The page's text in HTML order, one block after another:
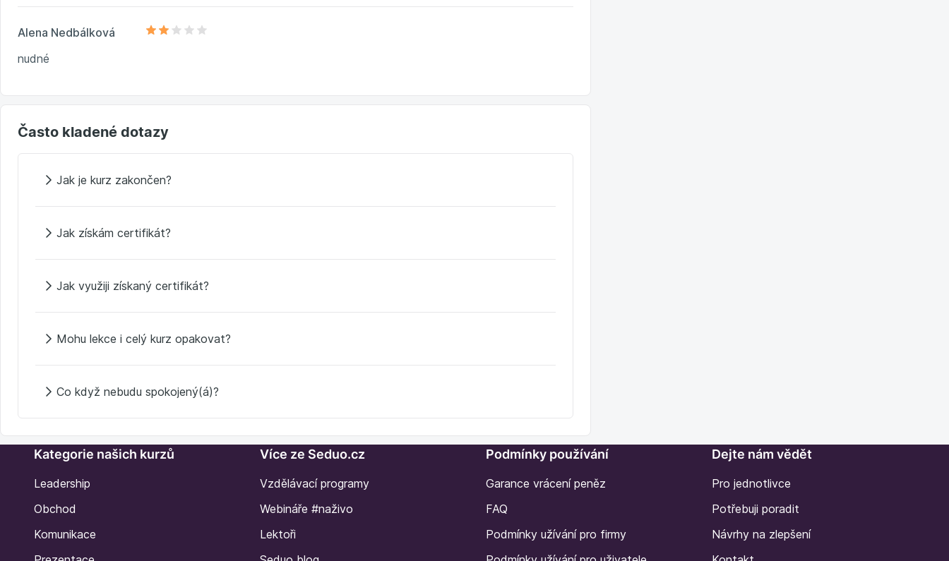
Alena Nedbálková
nudné
Často kladené dotazy
Jak je kurz zakončen?
Jak získám certifikát?
Jak využiji získaný certifikát?
Mohu lekce i celý kurz opakovat?
Co když nebudu spokojený(á)?
Kategorie našich kurzů
Leadership
Obchod
Komunikace
Více ze Seduo.cz
Vzdělávací programy
Webináře #naživo
Lektoři
Podmínky používání
Garance vrácení peněz
FAQ
Podmínky užívání pro firmy
Dejte nám vědět
Pro jednotlivce
Potřebuji poradit
Návrhy na zlepšení